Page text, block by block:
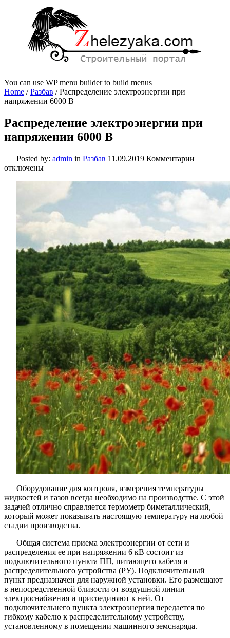
You can use WP menu builder to build menus
Home /Разбав /Распределение электроэнергии при
напряжении 6000 В
Распределение электроэнергии при
напряжении 6000 В
Posted by: admin in Разбав 11.09.2019 Комментарии
при
В
отключены
Оборудование для контроля, измерения температуры
жидкостей и газов всегда необходимо на производстве. С этой
задачей отлично справляется термометр биметаллический,
который может показывать настоящую температуру на любой
стадии производства.
Общая система приема электроэнергии от сети и
распределения ее при напряжении 6 кВ состоит из
подключительного пункта ПП, питающего кабеля и
распределительного устройства (РУ). Подключительный
пункт предназначен для наружной установки. Его размещают
в непосредственной близости от воздушной линии
электроснабжения и присоединяют к ней. От
подключительнего пункта электроэнергия передается по
гибкому кабелю к распределительному устройству,
установленному в помещении машинного земснаряда.